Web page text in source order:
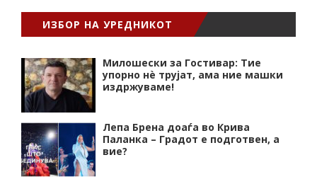
ИЗБОР НА УРЕДНИКОТ
Милошески за Гостивар: Тие
упорно нѐ трујат, ама ние машки
издржуваме!
Лепа Брена доаѓа во Крива
Паланка – Градот е подготвен, а
вие?